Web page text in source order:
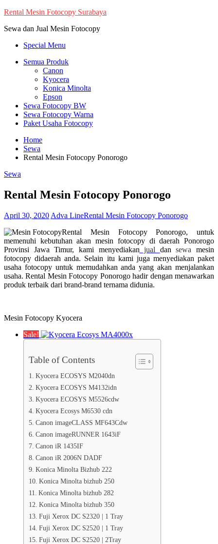
Skip
content
Rental Mesin Fotocopy Surabaya
Sewa dan Jual Mesin Fotocopy
Special Menu
Semua Produk
Canon
Kyocera
Konica Minolta
Epson
Sewa Fotocopy BW
Sewa Fotocopy Warna
Paket Usaha Fotocopy
Home
Sewa
Rental Mesin Fotocopy Ponorogo
Sewa
Rental Mesin Fotocopy Ponorogo
April 30, 2020 Adva LineRental Mesin Fotocopy Ponorogo
Rental Mesin Fotocopy Ponorogo, untuk
memenuhi kebutuhan akan mesin fotocopy di daerah Ponorogo
Provinsi Jawa Timur, kami menyediakan jual dansewa mesin
fotocopy didaerah anda. Selain itu kami juga menyediakan paket
usaha fotocopy untuk memudahkan anda yang akan menjalankan
usaha. Rental Mesin Fotocopy Ponorogo hadir dengan menawarkan
produk terbaik dari brand-brand ternama didunia.
Mesin Fotocopy Kyocera
Sale!
Table of Contents
Kyocera ECOSYS M2040dn
Kyocera ECOSYS M4132idn
Kyocera ECOSYS M5526cdw
Kyocera Ecosys M6530 cdn
Canon imageCLASS MF643Cdw
Canon imageRUNNER 1643iF
Canon iR 1435IF
Canon iR 2006N DADF
Konica Minolta Bizhub 222
Konica Minolta bizhub 250
Konica Minolta bizhub 282
Konica Minolta bizhub 350
Fuji Xerox DC S2320 | 1 Tray
Fuji Xerox DC S2520 | 1 Tray
Fuji Xerox DC S2520 | 2Tray